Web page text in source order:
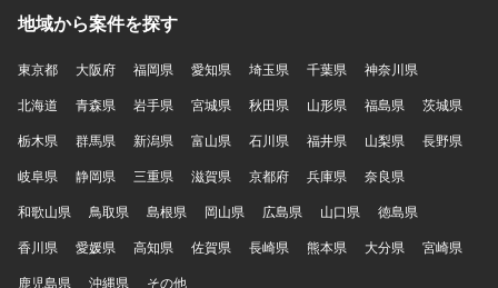
地域から案件を探す
東京都 大阪府 福岡県 愛知県 埼玉県 千葉県
神奈川県
北海道
青森県 岩手県 宮城県 秋田県 山形県 福島県
茨城県
栃木県
群馬県 新潟県 富山県 石川県 福井県 山梨県
長野県
岐阜県
静岡県 三重県 滋賀県 京都府 兵庫県
奈良県
和歌山県
鳥取県 島根県 岡山県 広島県 山口県
徳島県
香川県
愛媛県 高知県 佐賀県 長崎県 熊本県 大分県
宮崎県
鹿児島県
沖縄県 その他